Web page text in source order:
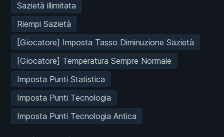
Sazietà illimitata
Riempi Sazietà
[Giocatore] Imposta Tasso Diminuzione Sazietà
[Giocatore] Temperatura Sempre Normale
Imposta Punti Statistica
Imposta Punti Tecnologia
Imposta Punti Tecnologia Antica